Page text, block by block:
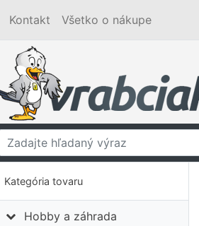
Kontakt Všetko o nákupe
Kategória tovaru
Hobby a záhrada